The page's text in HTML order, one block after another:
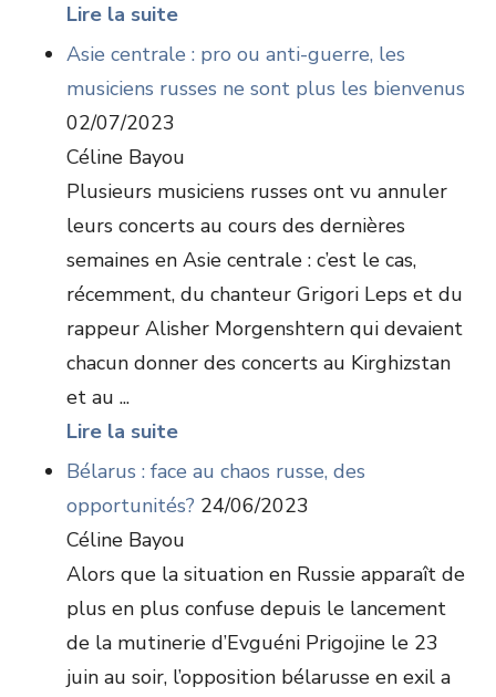
Lire la suite
Asie centrale : pro ou anti-guerre, les
musiciens russes ne sont plus les bienvenus
02/07/2023
Céline Bayou
Plusieurs musiciens russes ont vu annuler
leurs concerts au cours des dernières
semaines en Asie centrale : c’est le cas,
récemment, du chanteur Grigori Leps et du
rappeur Alisher Morgenshtern qui devaient
chacun donner des concerts au Kirghizstan
et au ...
Lire la suite
Bélarus : face au chaos russe, des
opportunités? 24/06/2023
Céline Bayou
Alors que la situation en Russie apparaît de
plus en plus confuse depuis le lancement
de la mutinerie d’Evguéni Prigojine le 23
juin au soir, l’opposition bélarusse en exil a